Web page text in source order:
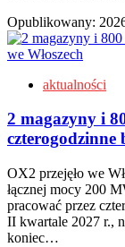
Opublikowany:
aktualności
2 magazyny i
czterogodzinne
OX2 przejęło we
łącznej mocy 200
pracować przez
II kwartale 2027 r.,
koniec…